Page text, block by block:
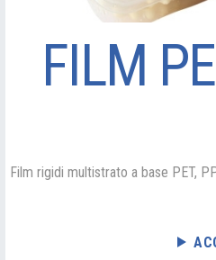
FILM
Film rigidi multistrato a base PET,